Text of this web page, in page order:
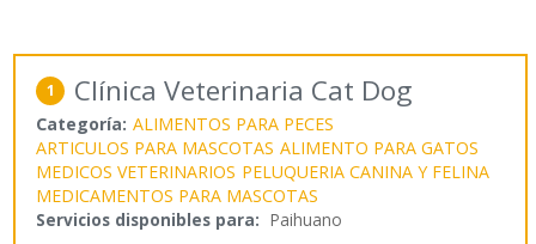
1 Clínica Veterinaria Cat Dog
Categoría: ALIMENTOS PARA PECES
ARTICULOS PARA MASCOTAS ALIMENTO PARA GATOS
MEDICOS VETERINARIOS PELUQUERIA CANINA Y FELINA
MEDICAMENTOS PARA MASCOTAS
Servicios disponibles para: Paihuano